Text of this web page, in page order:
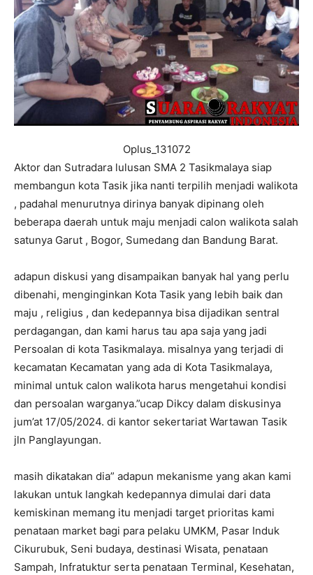
Oplus_131072
Aktor dan Sutradara lulusan SMA 2 Tasikmalaya siap
membangun kota Tasik jika nanti terpilih menjadi walikota
, padahal menurutnya dirinya banyak dipinang oleh
beberapa daerah untuk maju menjadi calon walikota salah
satunya Garut , Bogor, Sumedang dan Bandung Barat.
adapun diskusi yang disampaikan banyak hal yang perlu
dibenahi, menginginkan Kota Tasik yang lebih baik dan
maju , religius , dan kedepannya bisa dijadikan sentral
perdagangan, dan kami harus tau apa saja yang jadi
Persoalan di kota Tasikmalaya. misalnya yang terjadi di
kecamatan Kecamatan yang ada di Kota Tasikmalaya,
minimal untuk calon walikota harus mengetahui kondisi
dan persoalan warganya.”ucap Dikcy dalam diskusinya
jum’at 17/05/2024. di kantor sekertariat Wartawan Tasik
jln Panglayungan.
masih dikatakan dia” adapun mekanisme yang akan kami
lakukan untuk langkah kedepannya dimulai dari data
kemiskinan memang itu menjadi target prioritas kami
penataan market bagi para pelaku UMKM, Pasar Induk
Cikurubuk, Seni budaya, destinasi Wisata, penataan
Sampah, Infratuktur serta penataan Terminal, Kesehatan,